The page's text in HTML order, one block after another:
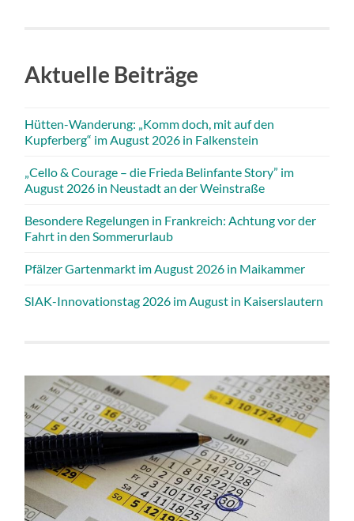
Aktuelle Beiträge
Hütten-Wanderung: „Komm doch, mit auf den
Kupferberg“ im August 2026 in Falkenstein
„Cello & Courage – die Frieda Belinfante Story” im
August 2026 in Neustadt an der Weinstraße
Besondere Regelungen in Frankreich: Achtung vor der
Fahrt in den Sommerurlaub
Pfälzer Gartenmarkt im August 2026 in Maikammer
SIAK-Innovationstag 2026 im August in Kaiserslautern